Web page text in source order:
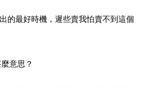
的最好時機，遲些賣我怕賣不到這個
意思？